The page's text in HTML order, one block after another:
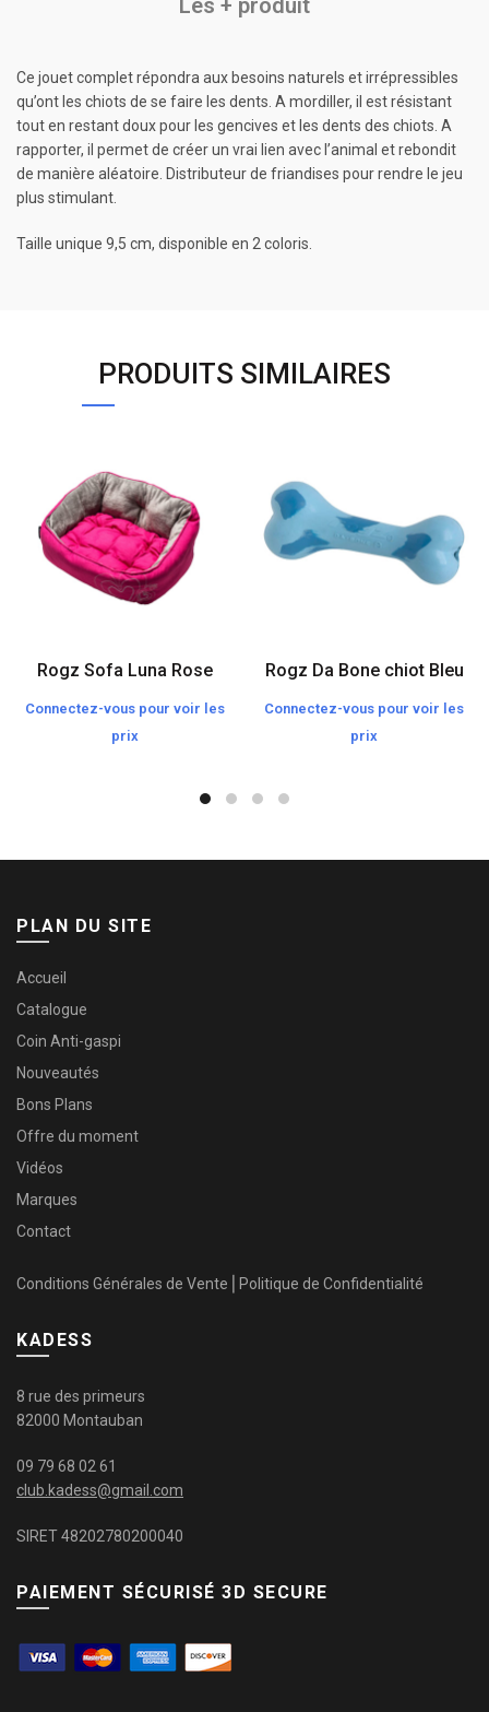
Les + produit
Ce jouet complet répondra aux besoins naturels et irrépressibles
qu’ont les chiots de se faire les dents. A mordiller, il est résistant
tout en restant doux pour les gencives et les dents des chiots. A
rapporter, il permet de créer un vrai lien avec l’animal et rebondit
de manière aléatoire. Distributeur de friandises pour rendre le jeu
plus stimulant.
Taille unique 9,5 cm, disponible en 2 coloris.
PRODUITS SIMILAIRES
Rogz Sofa Luna Rose
Connectez-vous pour voir les
prix
Rogz Da Bone chiot Bleu
Connectez-vous pour voir les
prix
PLAN DU SITE
Accueil
Catalogue
Coin Anti-gaspi
Nouveautés
Bons Plans
Offre du moment
Vidéos
Marques
Contact
Conditions Générales de Vente Politique de Confidentialité
KADESS
8 rue des primeurs
82000 Montauban
09 79 68 02 61
club.kadess@gmail.com
SIRET 48202780200040
PAIEMENT SÉCURISÉ 3D SECURE